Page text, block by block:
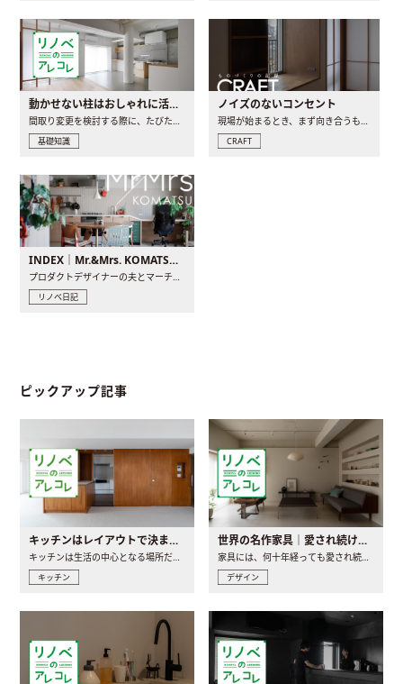
動かせない柱はおしゃれに活用！柱を魅せるリノベーション(リノベ)4選
間取り変更を検討する際に、たびたび皆さんの頭を悩ませる動か..
基礎知識
ノイズのないコンセント
現場が始まるとき、まず向き合うものの一つがコンセントです..
CRAFT
INDEX｜Mr.&Mrs. KOMATSU renovation diary
プロダクトデザイナーの夫とマーチャンダイザーの妻が、夫婦で..
リノベ日記
ピックアップ記事
キッチンはレイアウトで決まる。後悔しないための考え方と選び方
キッチン
世界の名作家具｜愛され続ける理由と一生モノとの出会い方
デザイン